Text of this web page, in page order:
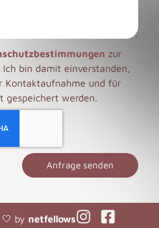
zur
Ich bin damit einverstanden,
Kontaktaufnahme und für
gespeichert werden.
Anfrage senden
by netfellows